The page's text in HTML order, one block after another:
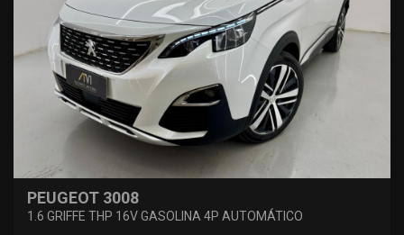
PEUGEOT 3008
1.6 GRIFFE THP 16V GASOLINA 4P AUTOMÁTICO